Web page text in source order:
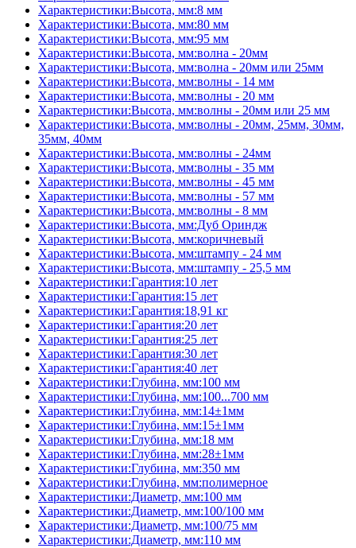
Характеристики:Высота, мм:8 мм
Характеристики:Высота, мм:80 мм
Характеристики:Высота, мм:95 мм
Характеристики:Высота, мм:волна - 20мм
Характеристики:Высота, мм:волна - 20мм или 25мм
Характеристики:Высота, мм:волны - 14 мм
Характеристики:Высота, мм:волны - 20 мм
Характеристики:Высота, мм:волны - 20мм или 25 мм
Характеристики:Высота, мм:волны - 20мм, 25мм, 30мм,
35мм, 40мм
Характеристики:Высота, мм:волны - 24мм
Характеристики:Высота, мм:волны - 35 мм
Характеристики:Высота, мм:волны - 45 мм
Характеристики:Высота, мм:волны - 57 мм
Характеристики:Высота, мм:волны - 8 мм
Характеристики:Высота, мм:Дуб Ориндж
Характеристики:Высота, мм:коричневый
Характеристики:Высота, мм:штампу - 24 мм
Характеристики:Высота, мм:штампу - 25,5 мм
Характеристики:Гарантия:10 лет
Характеристики:Гарантия:15 лет
Характеристики:Гарантия:18,91 кг
Характеристики:Гарантия:20 лет
Характеристики:Гарантия:25 лет
Характеристики:Гарантия:30 лет
Характеристики:Гарантия:40 лет
Характеристики:Глубина, мм:100 мм
Характеристики:Глубина, мм:100...700 мм
Характеристики:Глубина, мм:14±1мм
Характеристики:Глубина, мм:15±1мм
Характеристики:Глубина, мм:18 мм
Характеристики:Глубина, мм:28±1мм
Характеристики:Глубина, мм:350 мм
Характеристики:Глубина, мм:полимерное
Характеристики:Диаметр, мм:100 мм
Характеристики:Диаметр, мм:100/100 мм
Характеристики:Диаметр, мм:100/75 мм
Характеристики:Диаметр, мм:110 мм